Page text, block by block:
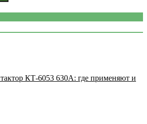
КТ-6053 630А: где применяют и